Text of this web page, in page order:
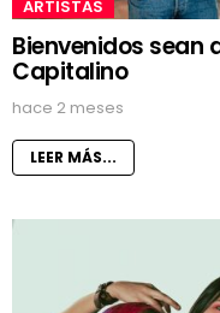
ARTISTAS
Bienvenidos sean
Capitalino
hace 2 meses
LEER MÁS...